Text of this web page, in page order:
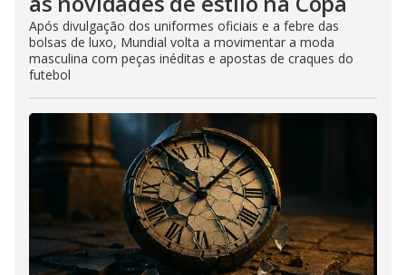
Após divulgação dos uniformes oficiais e a febre das
bolsas de luxo, Mundial volta a movimentar a moda
masculina com peças inéditas e apostas de craques do
futebol